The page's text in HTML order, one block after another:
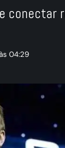
conectar
04:29